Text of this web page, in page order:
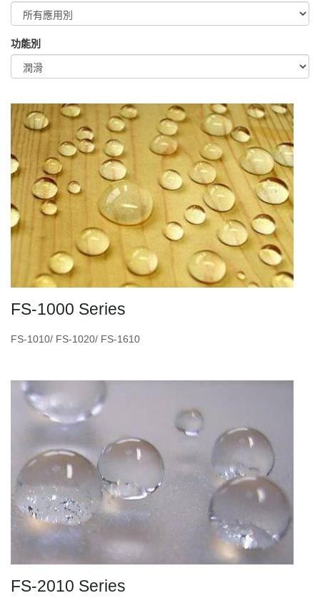
功能別
FS-1000 Series
FS-1010/ FS-1020/ FS-1610
FS-2010 Series